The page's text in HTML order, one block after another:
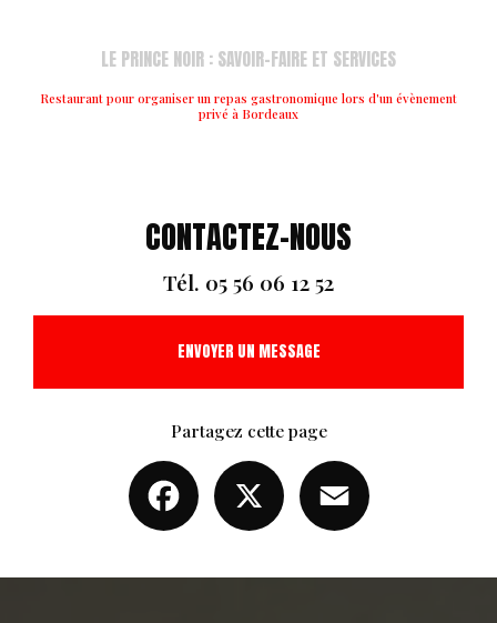
LE PRINCE NOIR : SAVOIR-FAIRE ET SERVICES
Restaurant pour organiser un repas gastronomique lors d'un évènement
privé à Bordeaux
CONTACTEZ-NOUS
Tél. 05 56 06 12 52
ENVOYER UN MESSAGE
Partagez cette page
Facebook